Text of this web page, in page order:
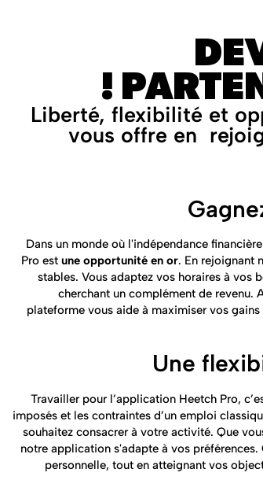
Liberté, flexibilité et
vous offre en
Dans un monde où l'indépendance
Pro estune opportunité en or. En rejoignant
stables. Vous adaptez vos horaires à vos
cherchant un complément de revenu.
plateforme vous aide à maximiser vos
Une
Travailler pour l’application Heetch Pro,
imposés et les contraintes d’un emploi
souhaitez consacrer à votre activité. Que
notre application s'adapte à vos
personnelle, tout en atteignant vos